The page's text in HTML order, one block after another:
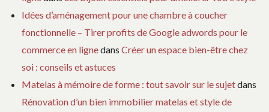
Idées d’aménagement pour une chambre à coucher
fonctionnelle – Tirer profits de Google adwords pour le
commerce en lignedans Créer un espace bien-être chez
soi : conseils et astuces
Matelas à mémoire de forme : tout savoir sur le sujetdans
Rénovation d’un bien immobilier matelas et style de